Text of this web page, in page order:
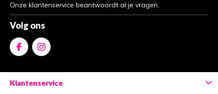
Onze klantenservice beantwoordt al je vragen.
Volg ons
Klantenservice